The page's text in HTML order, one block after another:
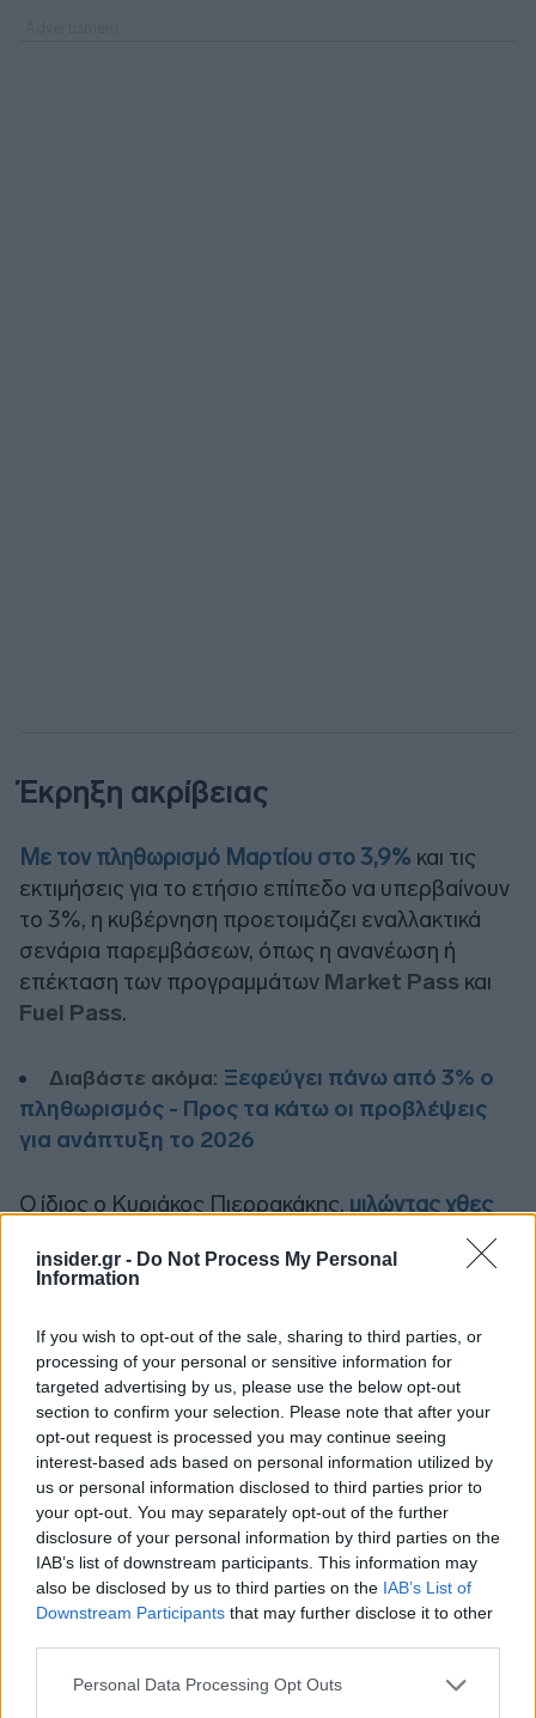
insider.gr - Do Not Process My Personal
Information
If you wish to opt-out of the sale, sharing to third parties, or
processing of your personal or sensitive information for
targeted advertising by us, please use the below opt-out
section to confirm your selection. Please note that after your
opt-out request is processed you may continue seeing
interest-based ads based on personal information utilized by
us or personal information disclosed to third parties prior to
your opt-out. You may separately opt-out of the further
disclosure of your personal information by third parties on the
IAB’s list of downstream participants. This information may
also be disclosed by us to third parties on the IAB’s List of
Downstream Participants that may further disclose it to other
Please note that this website/app uses one or more Google
Personal Data Processing Opt Outs
Έκρηξη ακρίβειας
Με τον πληθωρισμό Μαρτίου στο 3,9% και τις
εκτιμήσεις για το ετήσιο επίπεδο να υπερβαίνουν
το 3%, η κυβέρνηση προετοιμάζει εναλλακτικά
σενάρια παρεμβάσεων, όπως η ανανέωση ή
επέκταση των προγραμμάτων Market Pass και
Fuel Pass.
Διαβάστε ακόμα: Ξεφεύγει πάνω από 3% ο
πληθωρισμός - Προς τα κάτω οι προβλέψεις
για ανάπτυξη το 2026
Ο ίδιος ο Κυριάκος Πιερρακάκης, μιλώντας χθες
ανάγκη συνέχισης
(ή και λήψης νέων) έκτακτων μέτρων
προειδοποίησε ότι «ο Απρίλιος μπορεί να είναι
πιο προβληματικός από τον Μάρτιο», τονίζοντας
ότι ακόμα και στο καλό σενάριο, η ομαλοποίηση
των ροών στις εφοδιαστικές αλυσίδες θα
χρειαστεί τουλάχιστον ένα δίμηνο, χωρίς και πάλι
όμως να επανέλθει στα επίπεδα πριν το
ξέσπασμα της κρίσης.
Σε κάθε περίπτωση, η οριστικοποίηση του
δημοσιονομικού πλαισίου από την Eurostat στις
22 Απριλίου θα προσδιορίσει τοακριβές ύψος
των διαθέσιμων πόρων
, επιτρέποντας στο